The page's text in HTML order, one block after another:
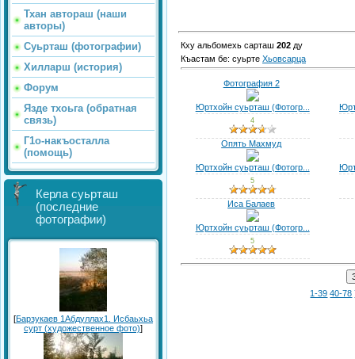
Тхан автораш (наши
авторы)
Суьрташ (фотографии)
Хилларш (история)
Форум
Язде тхоьга (обратная
связь)
Г1о-накъосталла
(помощь)
Керла суьрташ
(последние
фотографии)
[Барзукаев 1Абдуллах1. Исбаьхьа
сурт (художественное фото)]
Кху альбомехь сарташ 202 ду
Къастам бе: суьрте Хьовсарца
Фотография 2
Юртхойн суьрташ (Фотогр...
4
Опять Махмуд
Юртхойн суьрташ (Фотогр...
5
Иса Балаев
Юртхойн суьрташ (Фотогр...
5
1-39 40-78